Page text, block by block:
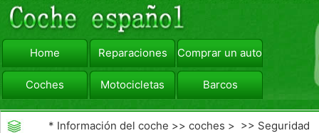
Home Reparaciones Comprar un automóvil
Coches Motocicletas Barcos
viajar Camiones
* Información del coche >>coches > >> Seguridad